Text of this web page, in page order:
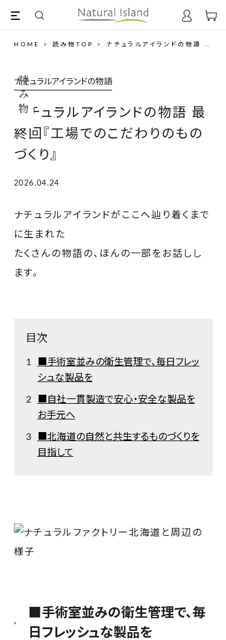
HOME > 読み物TOP > ナチュラルアイランドの物語
読み物
ナチュラルアイランドの物語
ナチュラルアイランドの物語 最
終回『工場でのこだわりのもの
づくり』
2026.04.24
ナチュラルアイランドがここへ辿り着くまで
に生まれた
たくさんの物語の、ほんの一部をお話しし
ます。
目次
■手術室並みの衛生管理で、毎日フレッ
シュな製品を
■自社一貫製造で安心・安全な製品を
お手元へ
■北海道の自然と共生するものづくりを
目指して
■手術室並みの衛生管理で、毎
日フレッシュな製品を